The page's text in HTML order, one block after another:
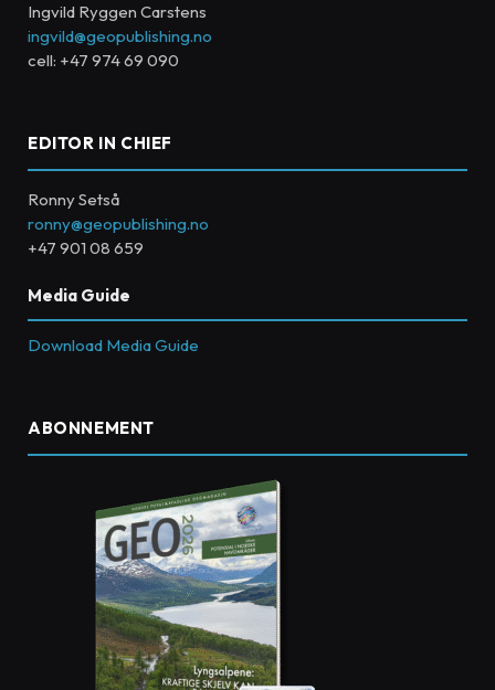
Ingvild Ryggen Carstens
ingvild@geopublishing.no
cell: +47 974 69 090
EDITOR IN CHIEF
Ronny Setså
ronny@geopublishing.no
+47 901 08 659
Media Guide
Download Media Guide
ABONNEMENT